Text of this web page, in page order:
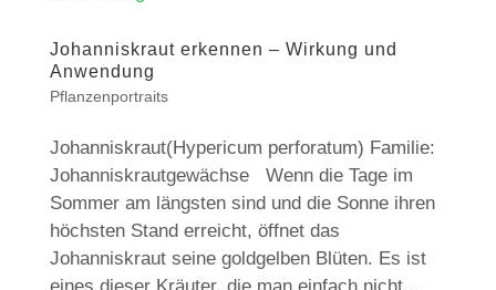
Johanniskraut erkennen – Wirkung und
Anwendung
Pflanzenportraits
Johanniskraut(Hypericum perforatum) Familie:
Johanniskrautgewächse Wenn die Tage im
Sommer am längsten sind und die Sonne ihren
höchsten Stand erreicht, öffnet das
Johanniskraut seine goldgelben Blüten. Es ist